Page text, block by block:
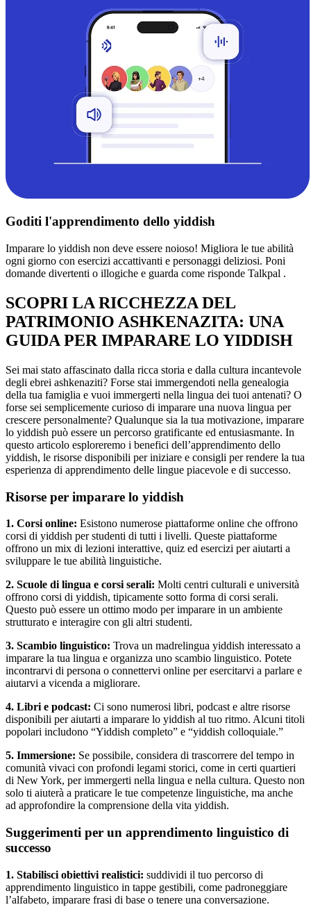
Goditi l'apprendimento dello yiddish
Imparare lo yiddish non deve essere noioso! Migliora le tue abilità
ogni giorno con esercizi accattivanti e personaggi deliziosi. Poni
domande divertenti o illogiche e guarda come risponde Talkpal .
SCOPRI LA RICCHEZZA DEL
PATRIMONIO ASHKENAZITA: UNA
GUIDA PER IMPARARE LO YIDDISH
Sei mai stato affascinato dalla ricca storia e dalla cultura incantevole
degli ebrei ashkenaziti? Forse stai immergendoti nella genealogia
della tua famiglia e vuoi immergerti nella lingua dei tuoi antenati? O
forse sei semplicemente curioso di imparare una nuova lingua per
crescere personalmente? Qualunque sia la tua motivazione, imparare
lo yiddish può essere un percorso gratificante ed entusiasmante. In
questo articolo esploreremo i benefici dell’apprendimento dello
yiddish, le risorse disponibili per iniziare e consigli per rendere la tua
esperienza di apprendimento delle lingue piacevole e di successo.
Risorse per imparare lo yiddish
1. Corsi online: Esistono numerose piattaforme online che offrono
corsi di yiddish per studenti di tutti i livelli. Queste piattaforme
offrono un mix di lezioni interattive, quiz ed esercizi per aiutarti a
sviluppare le tue abilità linguistiche.
2. Scuole di lingua e corsi serali: Molti centri culturali e università
offrono corsi di yiddish, tipicamente sotto forma di corsi serali.
Questo può essere un ottimo modo per imparare in un ambiente
strutturato e interagire con gli altri studenti.
3. Scambio linguistico: Trova un madrelingua yiddish interessato a
imparare la tua lingua e organizza uno scambio linguistico. Potete
incontrarvi di persona o connettervi online per esercitarvi a parlare e
aiutarvi a vicenda a migliorare.
4. Libri e podcast: Ci sono numerosi libri, podcast e altre risorse
disponibili per aiutarti a imparare lo yiddish al tuo ritmo. Alcuni titoli
popolari includono “Yiddish completo” e “yiddish colloquiale.”
5. Immersione: Se possibile, considera di trascorrere del tempo in
comunità vivaci con profondi legami storici, come in certi quartieri
di New York, per immergerti nella lingua e nella cultura. Questo non
solo ti aiuterà a praticare le tue competenze linguistiche, ma anche
ad approfondire la comprensione della vita yiddish.
Suggerimenti per un apprendimento linguistico di
successo
1. Stabilisci obiettivi realistici: suddividi il tuo percorso di
apprendimento linguistico in tappe gestibili, come padroneggiare
l’alfabeto, imparare frasi di base o tenere una conversazione.